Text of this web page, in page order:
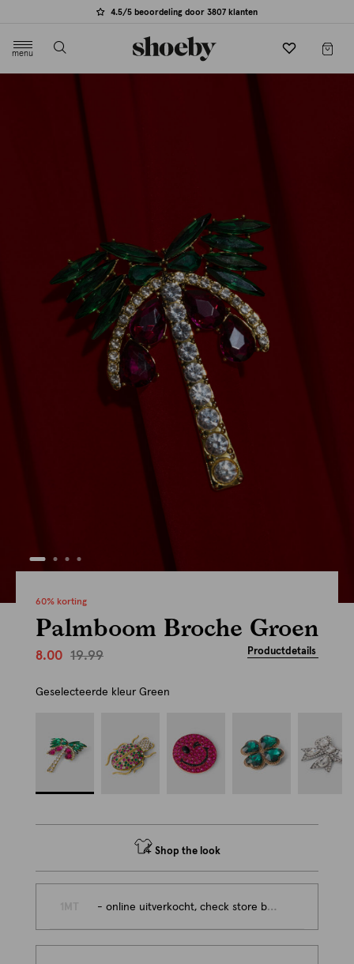
4.5/5 beoordeling door 3807 klanten
menu
60% korting
Palmboom Broche Groen
8.00 19.99 Productdetails
Geselecteerde kleur Green
Shop the look
- online uitverkocht, check store beschikbaarheid